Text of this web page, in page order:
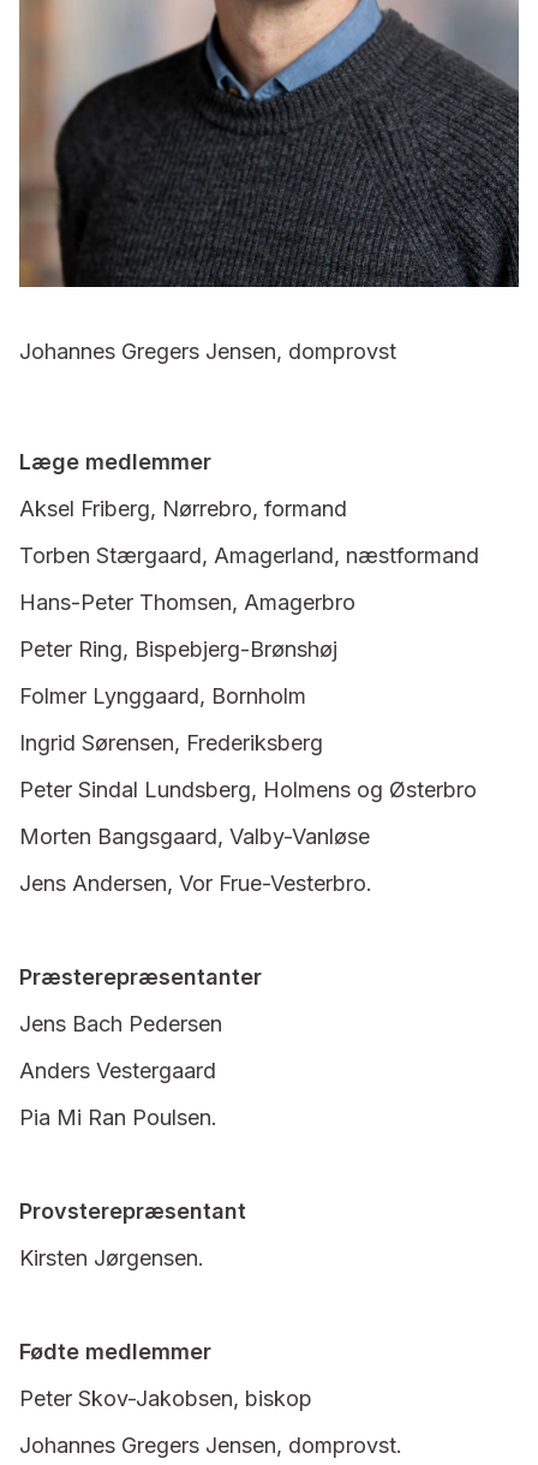
Johannes Gregers Jensen, domprovst
Læge medlemmer
Aksel Friberg, Nørrebro, formand
Torben Stærgaard, Amagerland, næstformand
Hans-Peter Thomsen, Amagerbro
Peter Ring, Bispebjerg-Brønshøj
Folmer Lynggaard, Bornholm
Ingrid Sørensen, Frederiksberg
Peter Sindal Lundsberg, Holmens og Østerbro
Morten Bangsgaard, Valby-Vanløse
Jens Andersen, Vor Frue-Vesterbro.
Præsterepræsentanter
Jens Bach Pedersen
Anders Vestergaard
Pia Mi Ran Poulsen.
Provsterepræsentant
Kirsten Jørgensen.
Fødte medlemmer
Peter Skov-Jakobsen, biskop
Johannes Gregers Jensen, domprovst.